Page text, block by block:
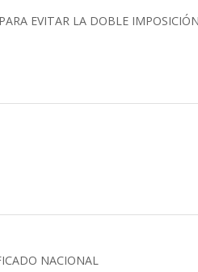
EVITAR LA DOBLE
NACIONAL